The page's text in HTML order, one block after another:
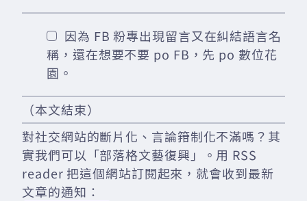
因為 FB 粉專出現留言又在糾結語言名
稱，還在想要不要 po FB，先 po 數位花
園。
（本文結束）
對社交網站的斷片化、言論箝制化不滿嗎？其
實我們可以「部落格文藝復興」。用 RSS
reader 把這個網站訂閱起來，就會收到最新
文章的通知：